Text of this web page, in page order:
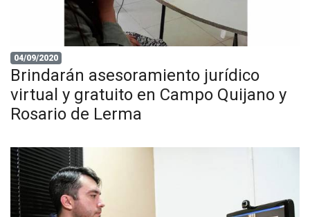
04/09/2020
Brindarán asesoramiento jurídico
virtual y gratuito en Campo Quijano y
Rosario de Lerma